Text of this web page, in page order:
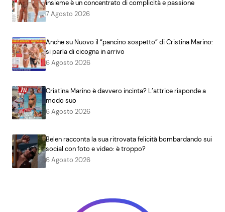
insieme è un concentrato di complicità e passione
7 Agosto 2026
Anche su Nuovo il “pancino sospetto” di Cristina Marino:
si parla di cicogna in arrivo
6 Agosto 2026
Cristina Marino è davvero incinta? L’attrice risponde a
modo suo
6 Agosto 2026
Belen racconta la sua ritrovata felicità bombardando sui
social con foto e video: è troppo?
6 Agosto 2026